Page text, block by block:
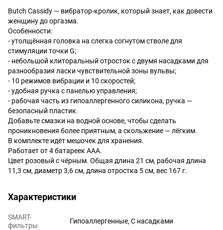
Butch Cassidy — вибратор-кролик, который знает, как довести
женщину до оргазма.
Особенности:
- утолщённая головка на слегка согнутом стволе для
стимуляции точки G;
- небольшой клиторальный отросток с двумя насадками для
разнообразия ласки чувствительной зоны вульвы;
- 10 режимов вибрации и 10 скоростей;
- удобная ручка с панелью управления;
- рабочая часть из гипоаллергенного силикона, ручка —
безопасный пластик.
Добавьте смазки на водной основе, чтобы сделать
проникновения более приятным, а скольжение — лёгким.
В комплекте идёт мешочек для хранения.
Работает от 4 батареек ААА.
Цвет розовый с чёрным. Общая длина 21 см, рабочая длина
11,3 см, диаметр 3,6 см, длина отростка 5 см, вес 167 г.
Характеристики
SMART-
фильтры
Гипоаллергенные, С насадками